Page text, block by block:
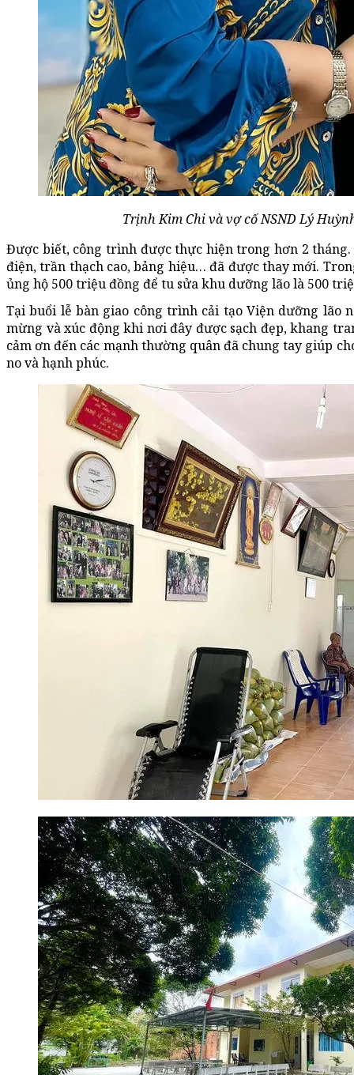
Trịnh Kim Chi và vợ cố NSND Lý
Được biết, công trình được thực hiện trong hơn 2 tháng.
điện, trần thạch cao, bảng hiệu… đã được thay mới.
ủng hộ 500 triệu đồng để tu sửa khu dưỡng lão là 500
Tại buổi lễ bàn giao công trình cải tạo Viện dưỡng lão
mừng và xúc động khi nơi đây được sạch đẹp, khang
cảm ơn đến các mạnh thường quân đã chung tay giúp
no và hạnh phúc.